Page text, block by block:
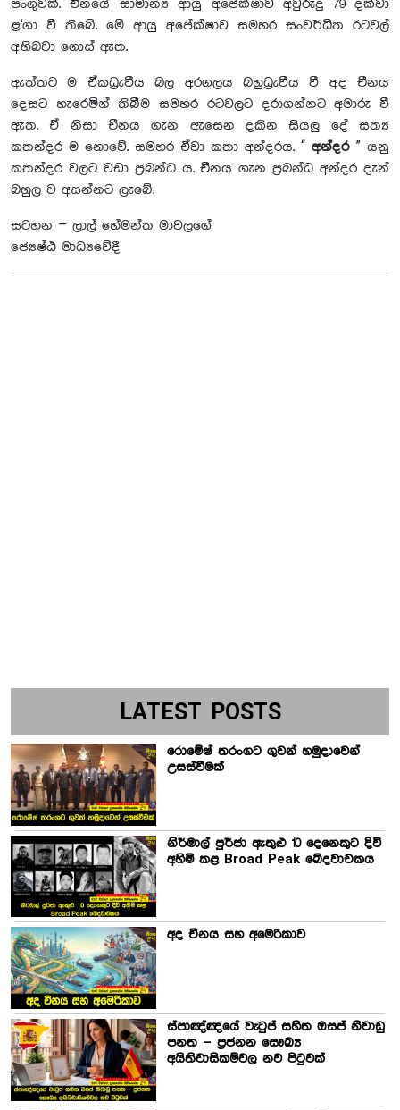
LATEST POSTS
රොමේෂ් තරංගට ගුවන් හමුදාවෙන්
උසස්වීමක්
නිර්මාල් පුර්ජා ඇතුළු 10 දෙනෙකුට දිවි
අහිමි කළ Broad Peak ඛේදවාචකය
අද චීනය සහ අමෙරිකාව
ස්පාඤ්ඤයේ වැටුප් සහිත ඔසප් නිවාඩු
පනත – ප්‍රජනන සෞඛ්‍ය
අයිතිවාසිකම්වල නව පිටුවක්
පංගුවක්. චීනයේ සාමාන්‍ය ආයු අපේක්ෂාව අවුරුදු 79 දක්වා
ළ`ගා වී තිබේ. මේ ආයු අපේක්ෂාව සමහර සංවර්ධිත රටවල්
අභිබවා ගොස් ඇත.
ඇත්තට ම ඒකධ්‍රැවීය බල අරගලය බහුධ්‍රැවීය වී අද චීනය
දෙසට හැරෙමින් තිබීම සමහර රටවලට දරාගන්නට අමාරු වී
ඇත. ඒ නිසා චීනය ගැන ඇසෙන දකින සියලු දේ සත්‍ය
කතන්දර ම නොවේ. සමහර ඒවා කතා අන්දරය. “ අන්දර” යනු
කතන්දර වලට වඩා ප්‍රබන්ධ ය. චීනය ගැන ප්‍රබන්ධ අන්දර දැන්
බහුල ව අසන්නට ලැබේ.
සටහන – ලාල් හේමන්ත මාවලගේ
ජ්‍යෙෂ්ඨ මාධ්‍යවේදී